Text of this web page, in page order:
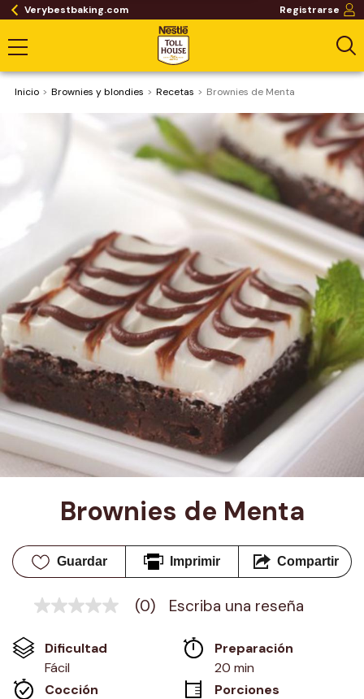
Verybestbaking.com Registrarse
Inicio Brownies y blondies Recetas Brownies de Menta
Brownies de Menta
Guardar Imprimir Compartir
Sin
en
misma
página.
(0) Escriba una reseña
Dificultad
Fácil
Preparación
20 min
Cocción
Porciones